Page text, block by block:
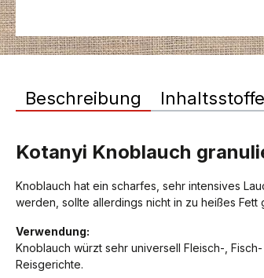
Beschreibung Inhaltsstoffe
Kotanyi Knoblauch
Knoblauch hat ein scharfes, sehr intensives
werden, sollte allerdings nicht in zu heißes
Verwendung:
Knoblauch würzt sehr universell Fleisch-,
Reisgerichte.